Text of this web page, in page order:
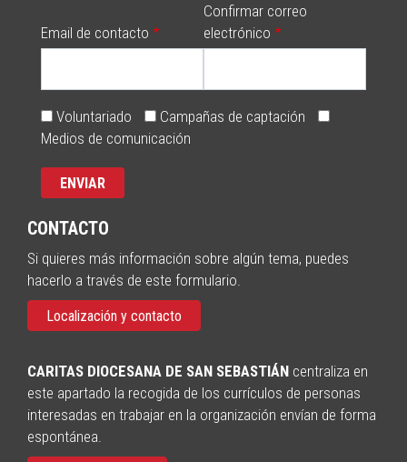
Email de contacto
Confirmar correo
electrónico
Voluntariado
Campañas de captación
Medios de comunicación
CONTACTO
Si quieres más información sobre algún tema, puedes
hacerlo a través de este formulario.
Localización y contacto
CARITAS DIOCESANA DE SAN SEBASTIÁN centraliza en
este apartado la recogida de los currículos de personas
interesadas en trabajar en la organización envían de forma
espontánea.